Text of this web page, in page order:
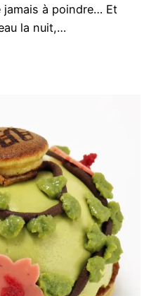
jamais à poindre… Et
la nuit,…